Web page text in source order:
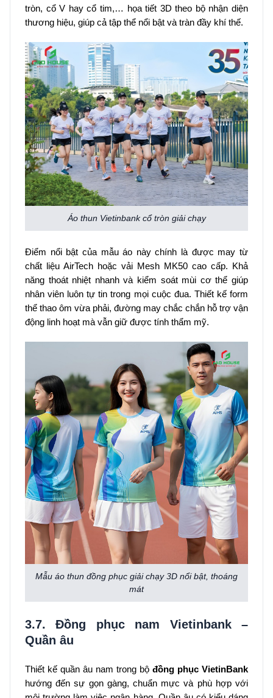
tròn, cổ V hay cổ tim,… họa tiết 3D theo bộ nhận diện
thương hiệu, giúp cả tập thể nổi bật và tràn đầy khí thế.
Áo thun Vietinbank cổ tròn giải chạy
Điểm nổi bật của mẫu áo này chính là được may từ
chất liệu AirTech hoặc vải Mesh MK50 cao cấp. Khả
năng thoát nhiệt nhanh và kiểm soát mùi cơ thể giúp
nhân viên luôn tự tin trong mọi cuộc đua. Thiết kế form
thể thao ôm vừa phải, đường may chắc chắn hỗ trợ vận
động linh hoạt mà vẫn giữ được tính thẩm mỹ.
Mẫu áo thun đồng phục giải chạy 3D nổi bật, thoáng
mát
3.7. Đồng phục nam Vietinbank –
Quần âu
Thiết kế quần âu nam trong bộ đồng phục VietinBank
hướng đến sự gọn gàng, chuẩn mực và phù hợp với